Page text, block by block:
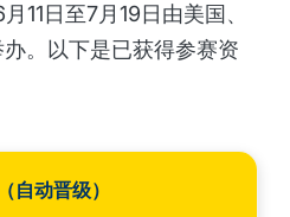
11日至7月19日由美国、
。以下是已获得参赛资
自动晋级）